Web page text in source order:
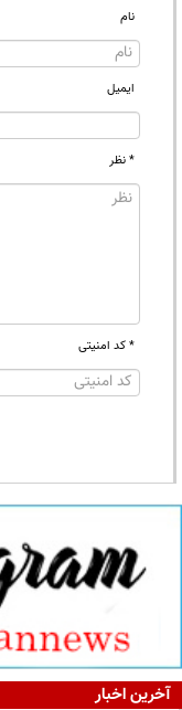
نام
ایمیل
* نظر
* کد امنیتی
آخرین اخبار